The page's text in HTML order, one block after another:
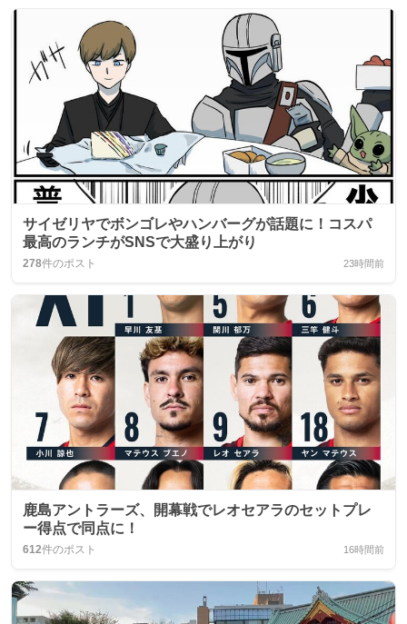
サイゼリヤでボンゴレやハンバーグが話題に！コスパ
最高のランチがSNSで大盛り上がり
278件のポスト 23時間前
鹿島アントラーズ、開幕戦でレオセアラのセットプレ
ー得点で同点に！
612件のポスト 16時間前